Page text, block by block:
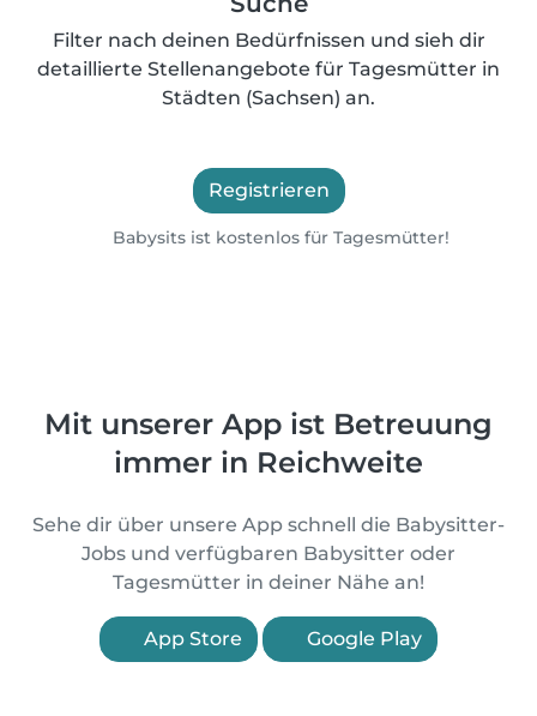
Filter nach deinen Bedürfnissen und sieh dir
detaillierte Stellenangebote für Tagesmütter in
Städten (Sachsen) an.
Registrieren
Babysits ist kostenlos für Tagesmütter!
Mit unserer App ist Betreuung
immer in Reichweite
Sehe dir über unsere App schnell die Babysitter-
Jobs und verfügbaren Babysitter oder
Tagesmütter in deiner Nähe an!
App Store Google Play